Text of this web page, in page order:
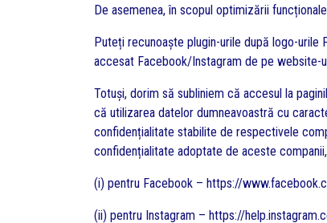
De asemenea, în scopul optimizării
Puteți recunoaște plugin-urile după logo-
accesat Facebook/Instagram de pe website-
Totuși, dorim să subliniem că accesul la
că utilizarea datelor dumneavoastră cu
confidențialitate stabilite de respectivele
confidențialitate adoptate de aceste
(i) pentru Facebook – https://
(ii) pentru Instagram – https://